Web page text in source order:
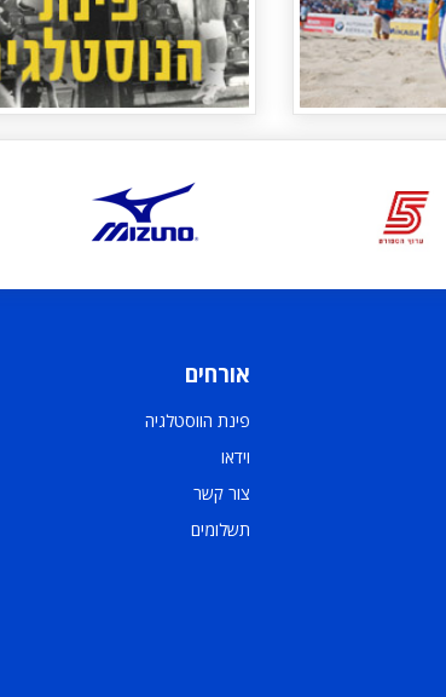
אורחים
פינת הווסטלגיה
וידאו
צור קשר
תשלומים